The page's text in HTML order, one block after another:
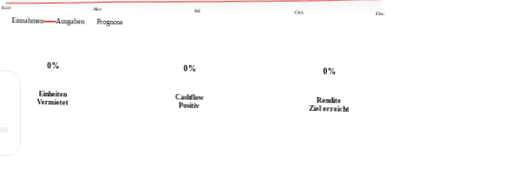
Ene Abr Jul Oct Dic
Einnahmen Ausgaben Prognose
0%
Einheiten
Vermietet
0%
Cashflow
Positiv
0%
Rendite
Ziel erreicht